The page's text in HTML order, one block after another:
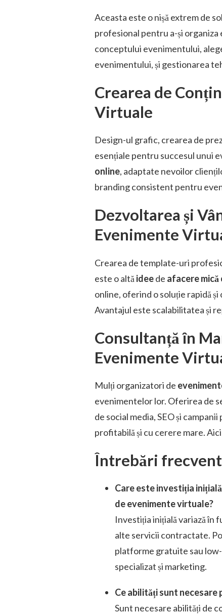
Aceasta este o nișă extrem de
profesional pentru a-și
conceptului evenimentului,
evenimentului, și gestionarea
Crearea de
Virtuale
Design-ul grafic, crearea de
esențiale pentru succesul unui
online, adaptate nevoilor
branding consistent pentru
Dezvoltarea și
Evenimente
Crearea de template-uri
este o altă ideede afacere mică
online, oferind o soluție rapidă
Avantajul este scalabilitatea și
Consultanță în
Evenimente
Mulți organizatori de
evenimentelor lor. Oferirea de
de social media, SEO și
profitabilă și cu cerere mare.
Întrebări
Care este investiția
de evenimente virtuale?
Investiția inițială variază în
alte servicii contractate.
platforme gratuite sau
specializat și marketing.
Ce abilități sunt necesare
Sunt necesare abilități de